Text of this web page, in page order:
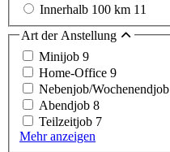
Innerhalb 100 km 11
Art der Anstellung
Minijob 9
Home-Office 9
Nebenjob/Wochenendjob
Abendjob 8
Teilzeitjob 7
Mehr anzeigen